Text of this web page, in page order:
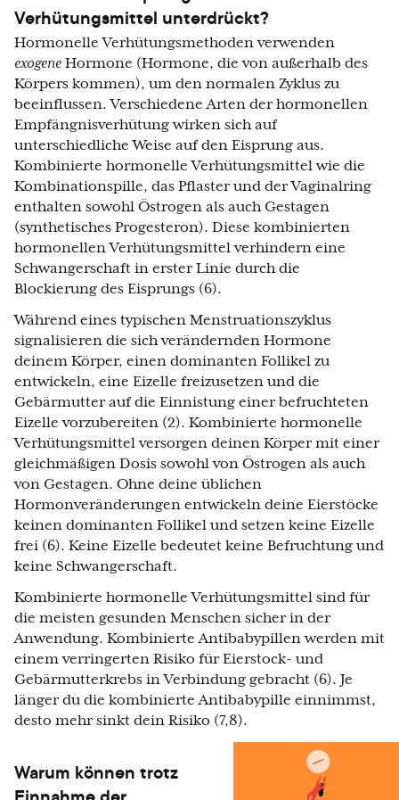
Verhütungsmittel unterdrückt?
Hormonelle Verhütungsmethoden verwenden
exogene Hormone (Hormone, die von außerhalb des
Körpers kommen), um den normalen Zyklus zu
beeinflussen. Verschiedene Arten der hormonellen
Empfängnisverhütung wirken sich auf
unterschiedliche Weise auf den Eisprung aus.
Kombinierte hormonelle Verhütungsmittel wie die
Kombinationspille, das Pflaster und der Vaginalring
enthalten sowohl Östrogen als auch Gestagen
(synthetisches Progesteron). Diese kombinierten
hormonellen Verhütungsmittel verhindern eine
Schwangerschaft in erster Linie durch die
Blockierung des Eisprungs (6).
Während eines typischen Menstruationszyklus
signalisieren die sich verändernden Hormone
deinem Körper, einen dominanten Follikel zu
entwickeln, eine Eizelle freizusetzen und die
Gebärmutter auf die Einnistung einer befruchteten
Eizelle vorzubereiten (2). Kombinierte hormonelle
Verhütungsmittel versorgen deinen Körper mit einer
gleichmäßigen Dosis sowohl von Östrogen als auch
von Gestagen. Ohne deine üblichen
Hormonveränderungen entwickeln deine Eierstöcke
keinen dominanten Follikel und setzen keine Eizelle
frei (6). Keine Eizelle bedeutet keine Befruchtung und
keine Schwangerschaft.
Kombinierte hormonelle Verhütungsmittel sind für
die meisten gesunden Menschen sicher in der
Anwendung. Kombinierte Antibabypillen werden mit
einem verringerten Risiko für Eierstock- und
Gebärmutterkrebs in Verbindung gebracht (6). Je
länger du die kombinierte Antibabypille einnimmst,
desto mehr sinkt dein Risiko (7,8).
Warum können trotz